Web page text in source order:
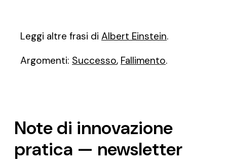
Leggi altre frasi di Albert Einstein.
Argomenti: Successo, Fallimento.
Note di innovazione
pratica — newsletter